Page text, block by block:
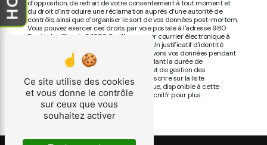
d’opposition, de retrait de votre consentement à tout moment et
du droit d’introduire une réclamation auprès d’une autorité de
contrôle, ainsi que d’organiser le sort de vos données post-mortem.
Vous pouvez exercer ces droits par voie postale à l'adresse 980
Route des Clauds, 24380 Sanilhac ou par courrier électronique à
l'adresse contact@chauffclimservice.fr. Un justificatif d'identité
pourra vous être demandé. Nous conservons vos données pendant
la période de prise de contact puis pendant la durée de
prescription légale aux fins probatoires et de gestion des
contentieux. Vous avez le droit de vous inscrire sur la liste
d'opposition au démarchage téléphonique, disponible à cette
adresse:Bloctel.gouv.fr. Consultez le site cnil.fr pour plus
d’informations sur vos droits.
Ce site utilise des cookies
et vous donne le contrôle
sur ceux que vous
souhaitez activer